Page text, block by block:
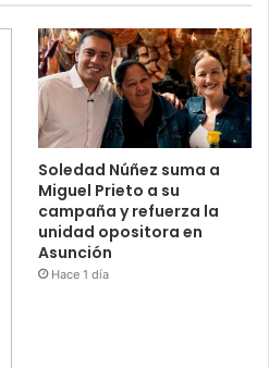
Soledad Núñez suma a
Miguel Prieto a su
campaña y refuerza la
unidad opositora en
Asunción
Hace 1 día